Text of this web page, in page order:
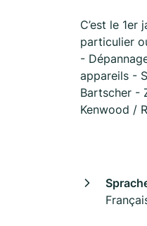
C’est le 1er
particulier
-
appareils -
Bartscher -
Kenwood /